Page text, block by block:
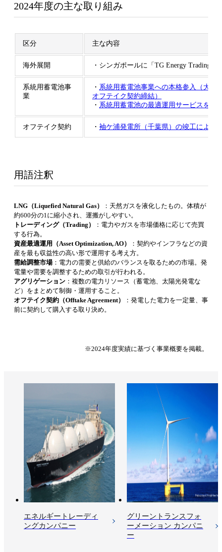
2024年度の主な取り組み
区分 主な内容
海外展開 ・シンガポールに「TG Energy Trading
系統用蓄電池事
業
・ 系統用蓄電池事業への本格参入（大分
オフテイク契約締結）
・ 系統用蓄電池の最適運用サービスを提
オフテイク契約 ・ 袖ケ浦発電所（千葉県）の竣工により
用語注釈
LNG（Liquefied Natural Gas）
：天然ガスを液化したもの。体積が
約600分の1に縮小され、運搬がしやすい。
トレーディング（Trading）
：電力やガスを市場価格に応じて売買
する行為。
資産最適運用（Asset Optimization, AO）
：契約やインフラなどの資
産を最も収益性の高い形で運用する考え方。
需給調整市場：電力の需要と供給のバランスを取るための市場。発
電量や需要を調整するための取引が行われる。
アグリゲーション ：複数の電力リソース（蓄電池、太陽光発電な
ど）をまとめて制御・運用すること。
オフテイク契約（Offtake Agreement）
：発電した電力を一定量、事
前に契約して購入する取り決め。
※2024年度実績に基づく事業概要を掲載。
エネルギートレーディ
ングカンパニー
グリーントランスフォ
ーメーション カンパニ
ー